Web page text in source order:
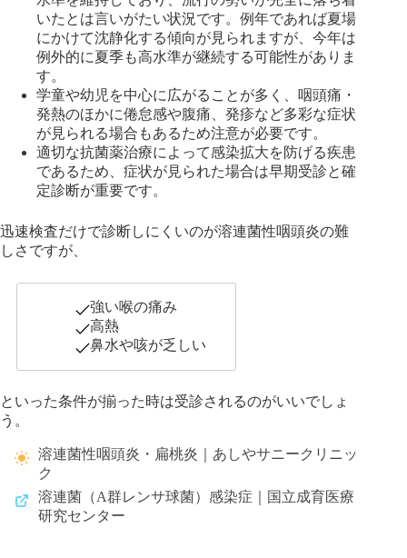
いたとは言いがたい状況です。例年であれば夏場
にかけて沈静化する傾向が見られますが、今年は
例外的に夏季も高水準が継続する可能性がありま
す。
学童や幼児を中心に広がることが多く、咽頭痛・
発熱のほかに倦怠感や腹痛、発疹など多彩な症状
が見られる場合もあるため注意が必要です。
適切な抗菌薬治療によって感染拡大を防げる疾患
であるため、症状が見られた場合は早期受診と確
定診断が重要です。
迅速検査だけで診断しにくいのが溶連菌性咽頭炎の難
しさですが、
強い喉の痛み
高熱
鼻水や咳が乏しい
といった条件が揃った時は受診されるのがいいでしょ
う。
溶連菌性咽頭炎・扁桃炎｜あしやサニークリニッ
ク
溶連菌（A群レンサ球菌）感染症｜国立成育医療
研究センター